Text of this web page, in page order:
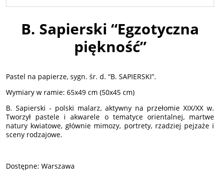
B. Sapierski “Egzotyczna
piękność”
Pastel na papierze, sygn. śr. d. “B. SAPIERSKI”.
Wymiary w ramie: 65x49 cm (50x45 cm)
B. Sapierski - polski malarz, aktywny na przełomie XIX/XX w.
Tworzył pastele i akwarele o tematyce orientalnej, martwe
natury kwiatowe, głównie mimozy, portrety, rzadziej pejzaże i
sceny rodzajowe.
Dostępne: Warszawa